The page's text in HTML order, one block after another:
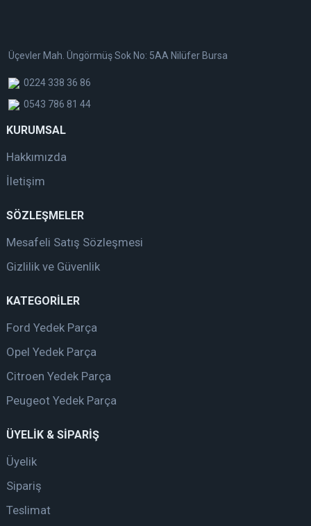
Üçevler Mah. Üngörmüş Sok No: 5AA Nilüfer Bursa
0224 338 36 86
0543 786 81 44
KURUMSAL
Hakkımızda
İletişim
SÖZLEŞMELER
Mesafeli Satış Sözleşmesi
Gizlilik ve Güvenlik
KATEGORİLER
Ford Yedek Parça
Opel Yedek Parça
Citroen Yedek Parça
Peugeot Yedek Parça
ÜYELİK & SİPARİŞ
Üyelik
Sipariş
Teslimat